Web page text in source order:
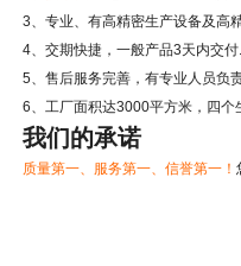
3、专业、有高精密生产设备及高
4、交期快捷，一般产品3天内交付.
5、售后服务完善，有专业人员负
6、工厂面积达3000平方米，四个
我们的承诺
质量第一、服务第一、信誉第一！